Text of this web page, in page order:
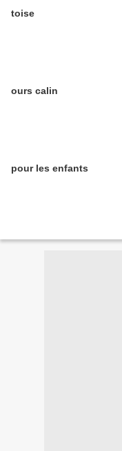
toise
ours calin
pour les enfants